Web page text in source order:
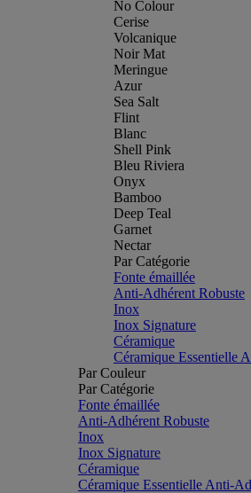
No Colour
Cerise
Volcanique
Noir Mat
Meringue
Azur
Sea Salt
Flint
Blanc
Shell Pink
Bleu Riviera
Onyx
Bamboo
Deep Teal
Garnet
Nectar
Par Catégorie
Fonte émaillée
Anti-Adhérent Robuste
Inox
Inox Signature
Céramique
Céramique Essentielle
Par Couleur
Par Catégorie
Fonte émaillée
Anti-Adhérent Robuste
Inox
Inox Signature
Céramique
Céramique Essentielle Anti-